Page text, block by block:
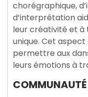
chorégraphique,
d’interprétation
leur créativité et
unique. Cet
permettre aux
leurs émotions à